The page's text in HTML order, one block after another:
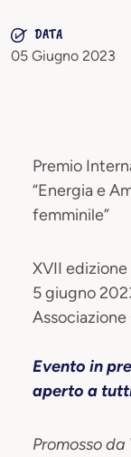
DATA
05 Giugno 2023
Premio
“Energia e
femminile”
XVII edizione
5 giugno
Associazione
Evento in
aperto a
Promosso